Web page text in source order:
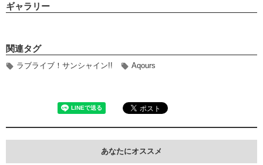
ギャラリー
関連タグ
ラブライブ！サンシャイン!! Aqours
あなたにオススメ